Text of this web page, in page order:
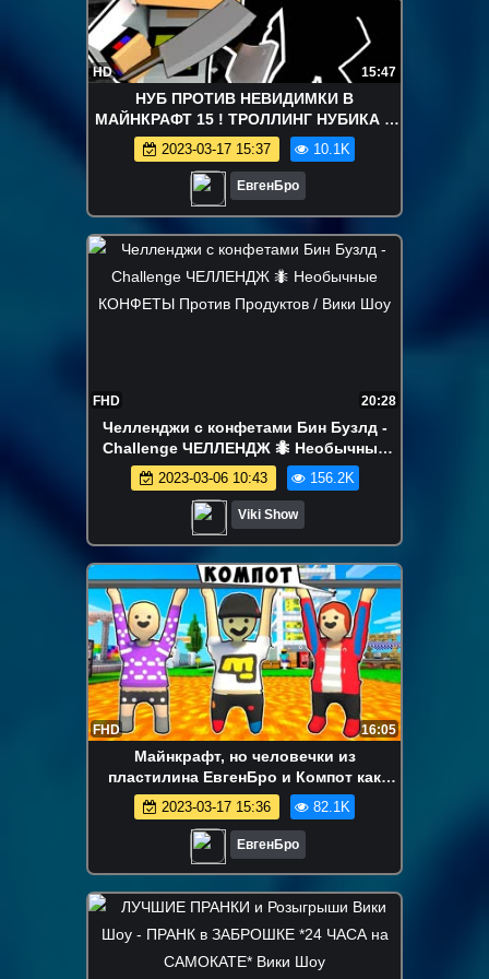
HD 15:47
НУБ ПРОТИВ НЕВИДИМКИ В
МАЙНКРАФТ 15 ! ТРОЛЛИНГ НУБИКА В
MINECRAFT Мультик Майнкрафт
2023-03-17 15:37 10.1K
ЕвгенБро
FHD 20:28
Челленджи с конфетами Бин Бузлд -
Challenge ЧЕЛЛЕНДЖ 🐜 Необычные
КОНФЕТЫ Против Продуктов / Вики
Шоу
2023-03-06 10:43 156.2K
Viki Show
FHD 16:05
Майнкрафт, но человечки из
пластилина ЕвгенБро и Компот как
пройти девушка НУБ И ПРО ВИДЕО
MINECRAFT
2023-03-17 15:36 82.1K
ЕвгенБро